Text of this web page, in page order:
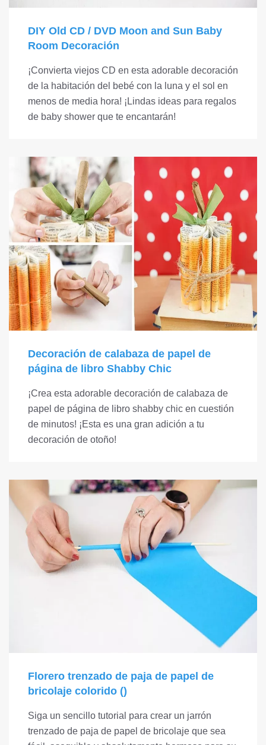
DIY Old CD / DVD Moon and Sun Baby
Room Decoración
¡Convierta viejos CD en esta adorable decoración
de la habitación del bebé con la luna y el sol en
menos de media hora! ¡Lindas ideas para regalos
de baby shower que te encantarán!
Decoración de calabaza de papel de
página de libro Shabby Chic
¡Crea esta adorable decoración de calabaza de
papel de página de libro shabby chic en cuestión
de minutos! ¡Esta es una gran adición a tu
decoración de otoño!
Florero trenzado de paja de papel de
bricolaje colorido ()
Siga un sencillo tutorial para crear un jarrón
trenzado de paja de papel de bricolaje que sea